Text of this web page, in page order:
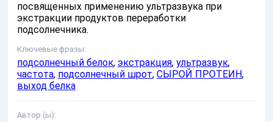
посвященных применению ультразвука при
экстракции продуктов переработки
подсолнечника.
Ключевые фразы:
подсолнечный белок, экстракция, ультразвук,
частота, подсолнечный шрот, СЫРОЙ ПРОТЕИН,
выход белка
Автор (ы):